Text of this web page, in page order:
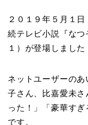
２０１９年５月１
続テレビ小説『なつ
１）が登場しました
ネットユーザーの
子さん、比嘉愛未
った！」「豪華す
です。